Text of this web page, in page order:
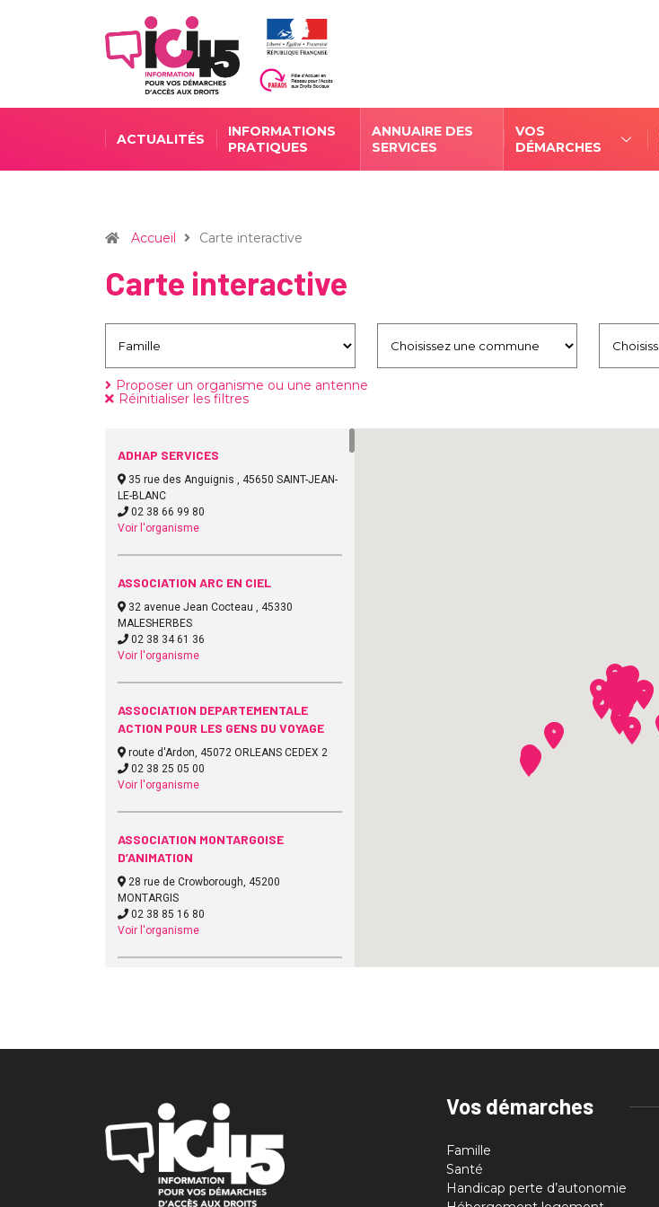
ACTUALITÉS
INFORMATIONS
PRATIQUES
ANNUAIRE DES
SERVICES
VOS
DÉMARCHES
Accueil Carte interactive
Carte interactive
Proposer un organisme ou une antenne
Réinitialiser les filtres
ADHAP SERVICES
35 rue des Anguignis , 45650 SAINT-JEAN-
LE-BLANC
02 38 66 99 80
Voir l'organisme
ASSOCIATION ARC EN CIEL
32 avenue Jean Cocteau , 45330
MALESHERBES
02 38 34 61 36
Voir l'organisme
ASSOCIATION DEPARTEMENTALE
ACTION POUR LES GENS DU VOYAGE
route d'Ardon, 45072 ORLEANS CEDEX 2
02 38 25 05 00
Voir l'organisme
ASSOCIATION MONTARGOISE
D’ANIMATION
28 rue de Crowborough, 45200
MONTARGIS
02 38 85 16 80
Voir l'organisme
CAISSE D’ALLOCATIONS FAMILIALES
DU LOIRET
place Saint Charles, 45946 ORLEANS
Vos démarches
Famille
Santé
Handicap perte d’autonomie